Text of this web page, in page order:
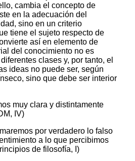
cambia el concepto de
en la adecuación del
sino en un criterio
tiene el sujeto respecto de
así en elemento de
del conocimiento no es
clases y, por tanto, el
ideas no puede ser, según
sino que debe ser interior
muy clara y distintamente
IV)
por verdadero lo falso
a lo que percibimos
de filosofía, I)